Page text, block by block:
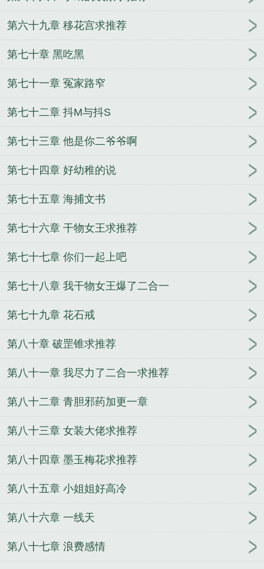
第六十九章 移花宫求推荐
第七十章 黑吃黑
第七十一章 冤家路窄
第七十二章 抖M与抖S
第七十三章 他是你二爷爷啊
第七十四章 好幼稚的说
第七十五章 海捕文书
第七十六章 干物女王求推荐
第七十七章 你们一起上吧
第七十八章 我干物女王爆了二合一
第七十九章 花石戒
第八十章 破罡锥求推荐
第八十一章 我尽力了二合一求推荐
第八十二章 青胆邪药加更一章
第八十三章 女装大佬求推荐
第八十四章 墨玉梅花求推荐
第八十五章 小姐姐好高冷
第八十六章 一线天
第八十七章 浪费感情